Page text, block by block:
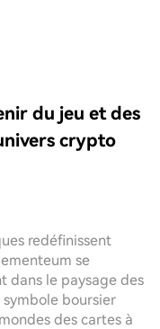
du jeu et des
crypto
redéfinissent
se
dans le paysage des
boursier
des cartes à